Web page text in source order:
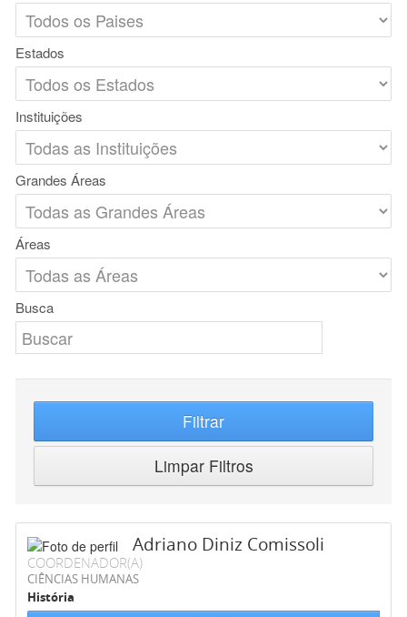
Estados
Instituições
Grandes Áreas
Áreas
Busca
Filtrar
Limpar Filtros
Adriano Diniz Comissoli
COORDENADOR(A)
CIÊNCIAS HUMANAS
História